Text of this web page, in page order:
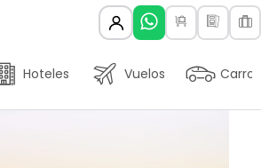
Hoteles Vuelos Carros